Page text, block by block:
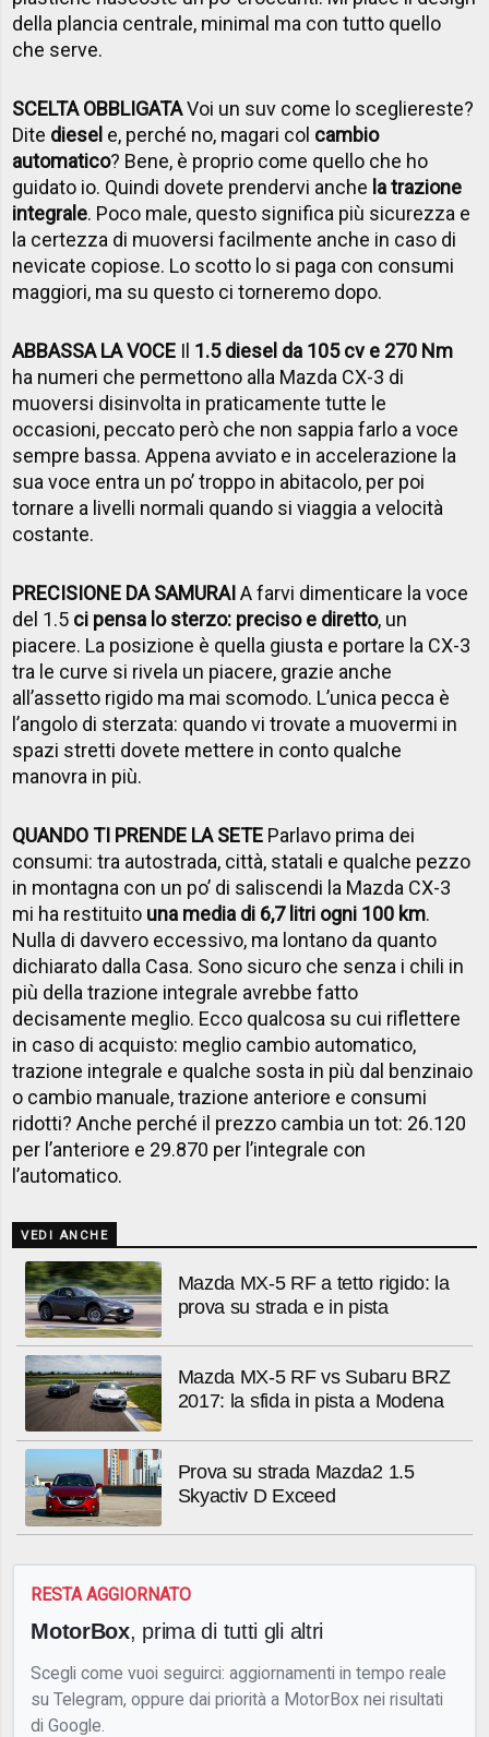
della plancia centrale, minimal ma con tutto quello
che serve.
SCELTA OBBLIGATAVoi un suv come lo scegliereste?
Dite diesel e, perché no, magari col cambio
automatico? Bene, è proprio come quello che ho
guidato io. Quindi dovete prendervi anche la trazione
integrale. Poco male, questo significa più sicurezza e
la certezza di muoversi facilmente anche in caso di
nevicate copiose. Lo scotto lo si paga con consumi
maggiori, ma su questo ci torneremo dopo.
ABBASSA LA VOCE Il 1.5 diesel da 105 cv e 270 Nm
ha numeri che permettono alla Mazda CX-3 di
muoversi disinvolta in praticamente tutte le
occasioni, peccato però che non sappia farlo a voce
sempre bassa. Appena avviato e in accelerazione la
sua voce entra un po’ troppo in abitacolo, per poi
tornare a livelli normali quando si viaggia a velocità
costante.
PRECISIONE DA SAMURAI A farvi dimenticare la voce
del 1.5 ci pensa lo sterzo: preciso e diretto, un
piacere. La posizione è quella giusta e portare la CX-3
tra le curve si rivela un piacere, grazie anche
all’assetto rigido ma mai scomodo. L’unica pecca è
l’angolo di sterzata: quando vi trovate a muovermi in
spazi stretti dovete mettere in conto qualche
manovra in più.
QUANDO TI PRENDE LA SETE Parlavo prima dei
consumi: tra autostrada, città, statali e qualche pezzo
in montagna con un po’ di saliscendi la Mazda CX-3
mi ha restituito una media di 6,7 litri ogni 100 km.
Nulla di davvero eccessivo, ma lontano da quanto
dichiarato dalla Casa. Sono sicuro che senza i chili in
più della trazione integrale avrebbe fatto
decisamente meglio. Ecco qualcosa su cui riflettere
in caso di acquisto: meglio cambio automatico,
trazione integrale e qualche sosta in più dal benzinaio
o cambio manuale, trazione anteriore e consumi
ridotti? Anche perché il prezzo cambia un tot: 26.120
per l’anteriore e 29.870 per l’integrale con
l’automatico.
VEDI ANCHE
Mazda MX-5 RF a tetto rigido: la
prova su strada e in pista
Mazda MX-5 RF vs Subaru BRZ
2017: la sfida in pista a Modena
Prova su strada Mazda2 1.5
Skyactiv D Exceed
RESTA AGGIORNATO
MotorBox, prima di tutti gli altri
Scegli come vuoi seguirci: aggiornamenti in tempo reale
su Telegram, oppure dai priorità a MotorBox nei risultati
di Google.